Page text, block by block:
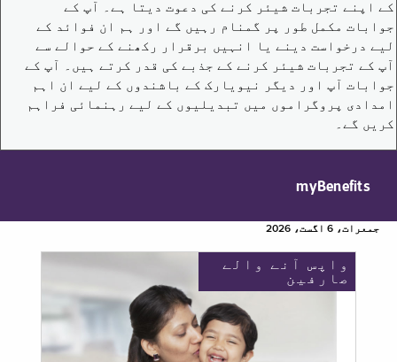
کے اپنے تجربات شیئر کرنے کی دعوت دیتا ہے۔ آپ کے
جوابات مکمل طور پر گمنام رہیں گے اور ہم ان فوائد کے
لیے درخواست دینے یا انہیں برقرار رکھنے کے حوالے سے
آپ کے تجربات شیئر کرنے کے جذبے کی قدر کرتے ہیں۔ آپ کے
جوابات آپ اور دیگر نیویارک کے باشندوں کے لیے ان اہم
امدادی پروگراموں میں تبدیلیوں کے لیے رہنمائی فراہم
کریں گے۔
myBenefits
جمعرات، 6 اگست، 2026
واپس آنے والے
صارفین